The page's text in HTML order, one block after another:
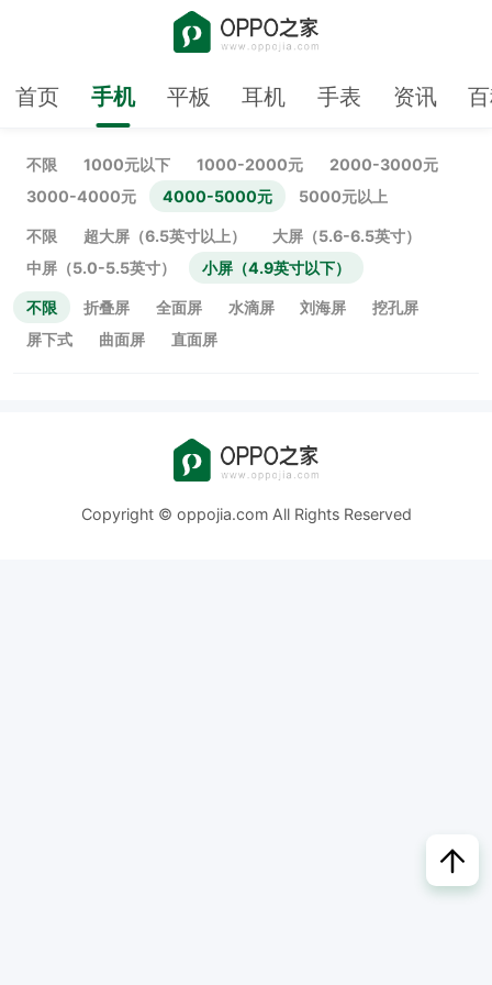
首页 手机 平板 耳机 手表 资讯
不限 1000元以下 1000-2000元
2000-3000元
3000-4000元
4000-5000元 5000元以上
不限 超大屏（6.5英寸以上）
大屏（5.6-6.5英寸）
中屏（5.0-5.5英寸）
小屏（4.9英寸以下）
不限 折叠屏 全面屏 水滴屏 刘海屏
挖孔屏
屏下式
曲面屏 直面屏
Copyright © oppojia.com All Rights Reserved